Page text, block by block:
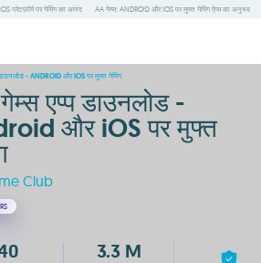
प्लेटफ़ॉर्म पर गेमिंग का आनंद AA गेम्स: ANDROID और IOS पर मुफ्त गेमिंग ऐप्स का अनुभव
- ANDROID और IOS पर मुफ्त गेमिंग
एप्प डाउनलोड -
और iOS पर मुफ्त
Club
3.3 M